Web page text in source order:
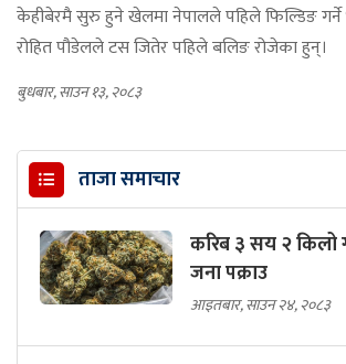
केहीबेरमै सुरु हुने खेलमा नेपालले पहिले फिल्डिङ
रोहित पौडेलले टस जितेर पहिले बलिङ रोजेका हुन्।
बुधबार, साउन १३, २०८३
ताजा समाचार
करिब ३ सय २ किलो
जना पक्राउ
आइतबार, साउन २४, २०८३